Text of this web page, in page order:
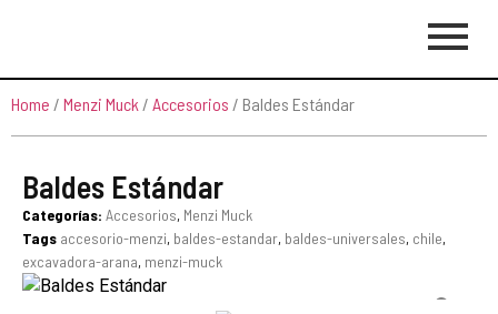
Home / Menzi Muck / Accesorios / Baldes Estándar
Baldes Estándar
Categorías: Accesorios, Menzi Muck
Tags accesorio-menzi, baldes-estandar, baldes-universales, chile,
excavadora-arana, menzi-muck